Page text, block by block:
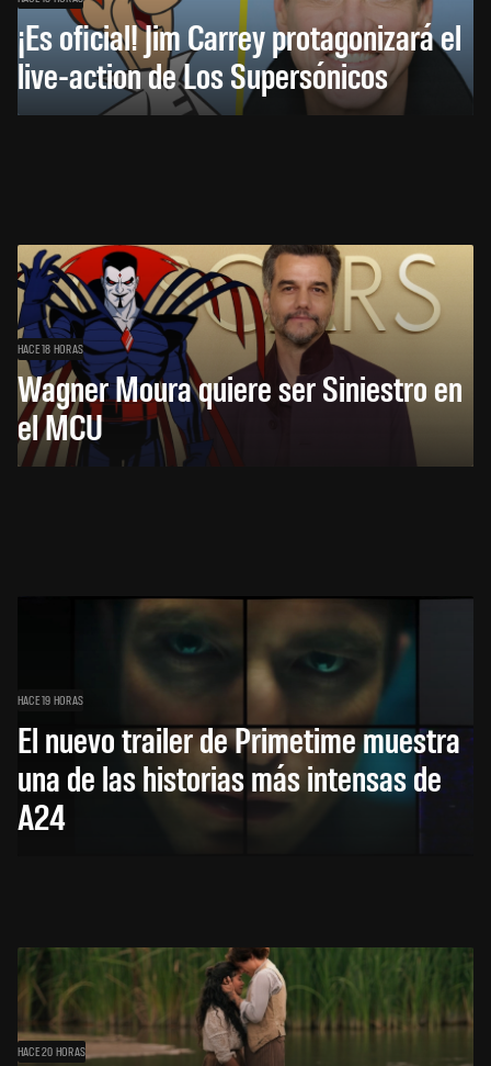
¡Es oficial! Jim Carrey protagonizará el
live-action de Los Supersónicos
HACE 18 HORAS
Wagner Moura quiere ser Siniestro en
el MCU
HACE 19 HORAS
El nuevo trailer de Primetime muestra
una de las historias más intensas de
A24
HACE 20 HORAS